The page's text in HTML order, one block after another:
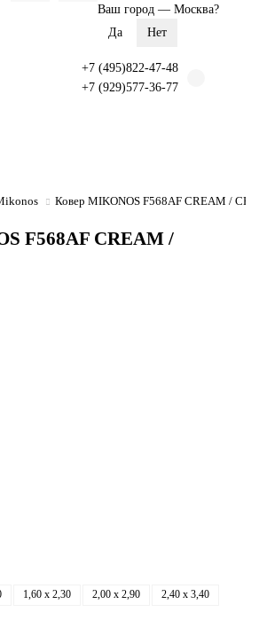
Ваш город — Москва?
+7 (495)822-47-48
+7 (929)577-36-77
Ковер MIKONOS F568AF CREAM /
F568AF CREAM /
1,60 x 2,30 2,00 x 2,90 2,40 x 3,40